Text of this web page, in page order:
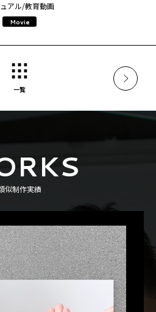
アル/教育動画
Movie
一覧
似制作実績